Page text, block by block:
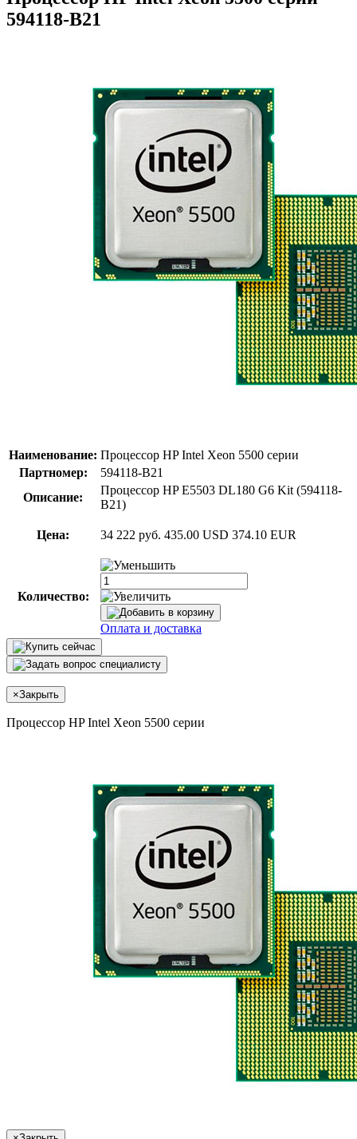
594118-B21
Наименование: Процессор HP Intel Xeon 5500 серии
Партномер:
594118-B21
Описание:
Процессор HP E5503 DL180 G6 Kit (594118-
B21)
Цена: 34 222 руб. 435.00 USD 374.10 EUR
Количество:
Оплата и доставка
×Закрыть
Процессор HP Intel Xeon 5500 серии